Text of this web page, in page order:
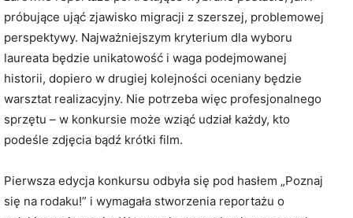
próbujące ująć zjawisko migracji z szerszej, problemowej
perspektywy. Najważniejszym kryterium dla wyboru
laureata będzie unikatowość i waga podejmowanej
historii, dopiero w drugiej kolejności oceniany będzie
warsztat realizacyjny. Nie potrzeba więc profesjonalnego
sprzętu – w konkursie może wziąć udział każdy, kto
podeśle zdjęcia bądź krótki film.
Pierwsza edycja konkursu odbyła się pod hasłem „Poznaj
się na rodaku!” i wymagała stworzenia reportażu o